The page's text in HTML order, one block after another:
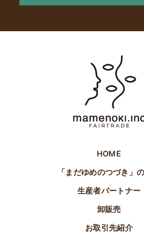
HOME
「まだゆめのつづき」
生産者パートナー
卸販売
お取引先紹介